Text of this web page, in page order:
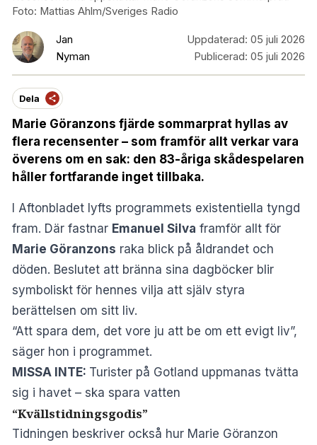
Foto: Mattias Ahlm/Sveriges Radio
Jan
Nyman
Uppdaterad: 05 juli 2026
Publicerad: 05 juli 2026
Dela
Marie Göranzons fjärde sommarprat hyllas av
flera recensenter – som framför allt verkar vara
överens om en sak: den 83-åriga skådespelaren
håller fortfarande inget tillbaka.
I Aftonbladet lyfts programmets existentiella tyngd
fram. Där fastnar Emanuel Silva framför allt för
Marie Göranzons raka blick på åldrandet och
döden. Beslutet att bränna sina dagböcker blir
symboliskt för hennes vilja att själv styra
berättelsen om sitt liv.
“Att spara dem, det vore ju att be om ett evigt liv”,
säger hon i programmet.
MISSA INTE: Turister på Gotland uppmanas tvätta
sig i havet – ska spara vatten
“Kvällstidningsgodis”
Tidningen beskriver också hur Marie Göranzon